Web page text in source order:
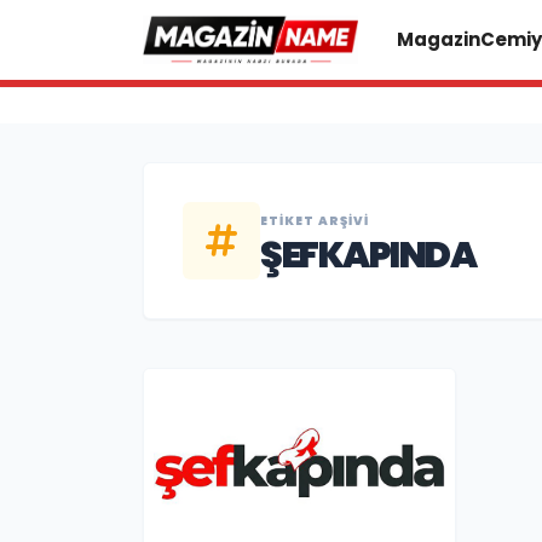
Magazin
ETIKET ARŞIVI
ŞEFKAPINDA